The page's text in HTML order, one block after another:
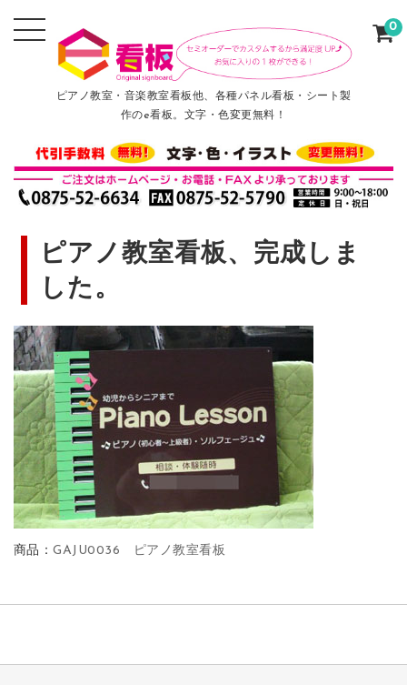
ピアノ教室・音楽教室看板他、各種パネル看板・シート製
作のe看板。文字・色変更無料！
0
ピアノ教室看板、完成しま
した。
商品：GAJU0036 ピアノ教室看板